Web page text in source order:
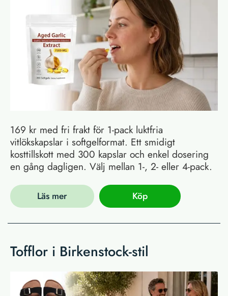
169 kr med fri frakt för 1-pack luktfria
vitlökskapslar i softgelformat. Ett smidigt
kosttillskott med 300 kapslar och enkel dosering
en gång dagligen. Välj mellan 1-, 2- eller 4-pack.
Läs mer Köp
Tofflor i Birkenstock-stil